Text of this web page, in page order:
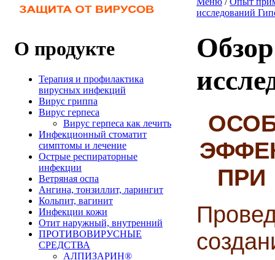
О продукте
Терапия и профилактика
вирусных инфекций
Вирус гриппа
Вирус герпеса
Вирус герпеса как лечить
Инфекционный стоматит
симптомы и лечение
Острые респираторные
инфекции
Ветряная оспа
Ангина, тонзиллит, ларингит
Кольпит, вагинит
Инфекции кожи
Отит наружный, внутренний
ПРОТИВОВИРУСНЫЕ
СРЕДСТВА
АЛПИЗАРИН®
исследований
ПРИ